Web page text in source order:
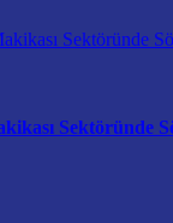
Sektöründe